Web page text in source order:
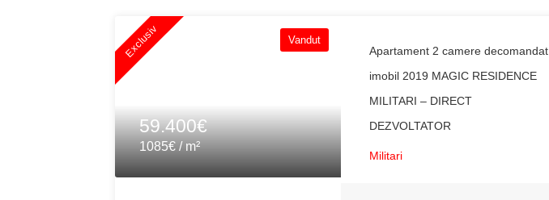
Exclusiv Vandut
59.400€
1085€ / m²
Apartament 2 camere decomandat
imobil 2019 MAGIC RESIDENCE
MILITARI – DIRECT
DEZVOLTATOR
Militari